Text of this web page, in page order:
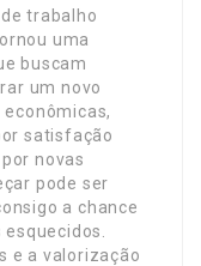
trabalho
uma
buscam
um novo
satisfação
novas
pode ser
a chance
e a valorização